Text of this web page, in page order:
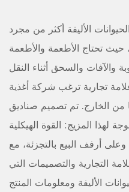
الأليفة أكثر من مجرد
تحتاج الأطعمة والأطعمة
والآفات والسحق أثناء النقل
تجارية ترغب شركة أغذية
من الخارج. تم تصميم صناديق
لهذا المزيج: القوة الهيكلية
أرفف البيع بالتجزئة، مع
التجارية والتصميمات التي